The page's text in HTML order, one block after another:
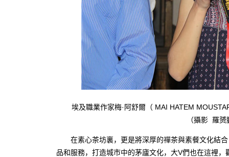
埃及職業作家梅·阿舒爾（ MAI HATEM
（攝影 羅赟
在素心茶坊裏，更是將深厚的禪茶與素餐文化結合
品和服務，打造城市中的茅廬文化，大V們也在這裡